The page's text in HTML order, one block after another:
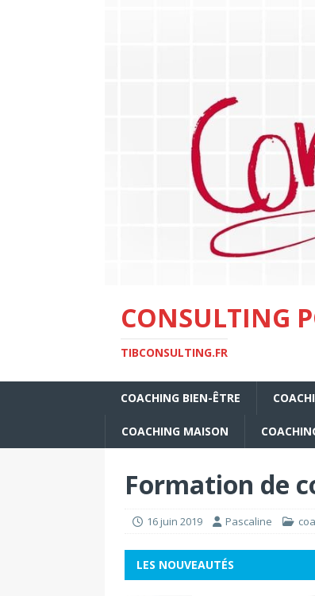
CONSULTING
TIBCONSULTING.FR
COACHING BIEN-ÊTRE
COACHING MAISON
Formation de
16 juin 2019 Pascaline
LES NOUVEAUTÉS